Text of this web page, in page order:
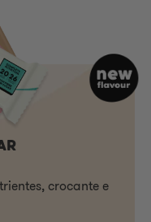
crocante e